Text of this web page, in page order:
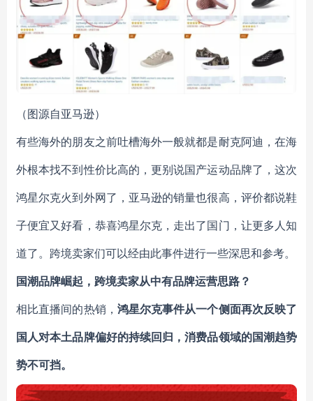
（图源自亚马逊）
有些海外的朋友之前吐槽海外一般就都是耐克阿迪，在海
外根本找不到性价比高的，更别说国产运动品牌了，这次
鸿星尔克火到外网了，亚马逊的销量也很高，评价都说鞋
子便宜又好看，恭喜鸿星尔克，走出了国门，让更多人知
道了。跨境卖家们可以经由此事件进行一些深思和参考。
国潮品牌崛起 ， 跨境卖家从中有品牌运营思路？
相比直播间的热销， 鸿星尔克事件从一个侧面再次反映了
国人对本土品牌偏好的持续回归，消费品领域的国潮趋势
势不可挡。